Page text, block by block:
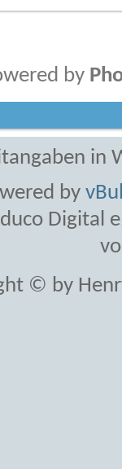
by
in
by
Digital
© by